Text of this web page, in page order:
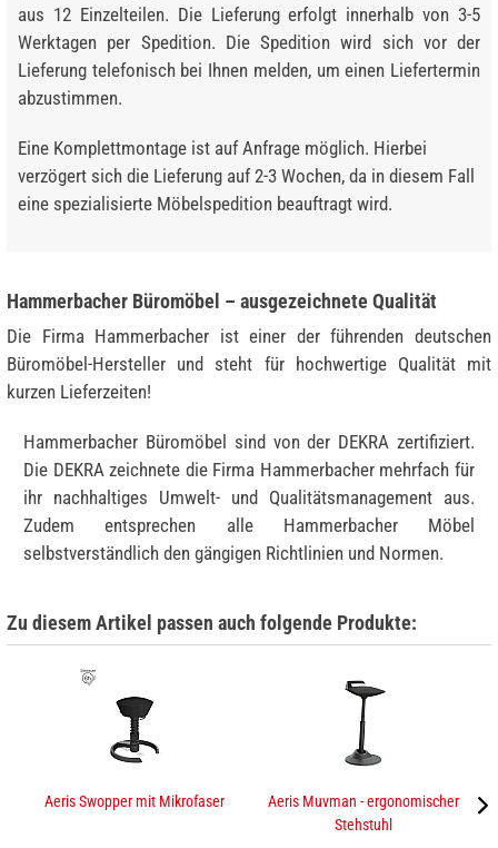
aus 12 Einzelteilen. Die Lieferung erfolgt innerhalb von 3-5
Werktagen per Spedition. Die Spedition wird sich vor der
Lieferung telefonisch bei Ihnen melden, um einen Liefertermin
abzustimmen.
Eine Komplettmontage ist auf Anfrage möglich. Hierbei
verzögert sich die Lieferung auf 2-3 Wochen, da in diesem Fall
eine spezialisierte Möbelspedition beauftragt wird.
Hammerbacher Büromöbel – ausgezeichnete Qualität
Die Firma Hammerbacher ist einer der führenden deutschen
Büromöbel-Hersteller und steht für hochwertige Qualität mit
kurzen Lieferzeiten!
Hammerbacher Büromöbel sind von der DEKRA zertifiziert.
Die DEKRA zeichnete die Firma Hammerbacher mehrfach für
ihr nachhaltiges Umwelt- und Qualitätsmanagement aus.
Zudem entsprechen alle Hammerbacher Möbel
selbstverständlich den gängigen Richtlinien und Normen.
Zu diesem Artikel passen auch folgende Produkte:
Aeris Swopper mit Mikrofaser
Aeris Muvman - ergonomischer
Stehstuhl